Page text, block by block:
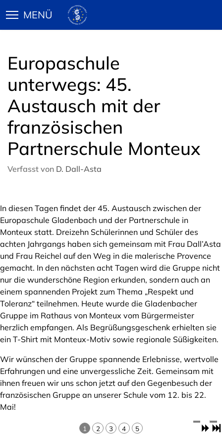
Europaschule
unterwegs: 45.
Austausch mit der
französischen
Partnerschule Monteux
Verfasst von D. Dall-Asta
In diesen Tagen findet der 45. Austausch zwischen der
Europaschule Gladenbach und der Partnerschule in
Monteux statt. Dreizehn Schülerinnen und Schüler des
achten Jahrgangs haben sich gemeinsam mit Frau Dall’Asta
und Frau Reichel auf den Weg in die malerische Provence
gemacht. In den nächsten acht Tagen wird die Gruppe nicht
nur die wunderschöne Region erkunden, sondern auch an
einem spannenden Projekt zum Thema „Respekt und
Toleranz“ teilnehmen. Heute wurde die Gladenbacher
Gruppe im Rathaus von Monteux vom Bürgermeister
herzlich empfangen. Als Begrüßungsgeschenk erhielten sie
ein T-Shirt mit Monteux-Motiv sowie regionale Süßigkeiten.
Wir wünschen der Gruppe spannende Erlebnisse, wertvolle
Erfahrungen und eine unvergessliche Zeit. Gemeinsam mit
ihnen freuen wir uns schon jetzt auf den Gegenbesuch der
französischen Gruppe an unserer Schule vom 12. bis 22.
Mai!
1 2 3 4 5